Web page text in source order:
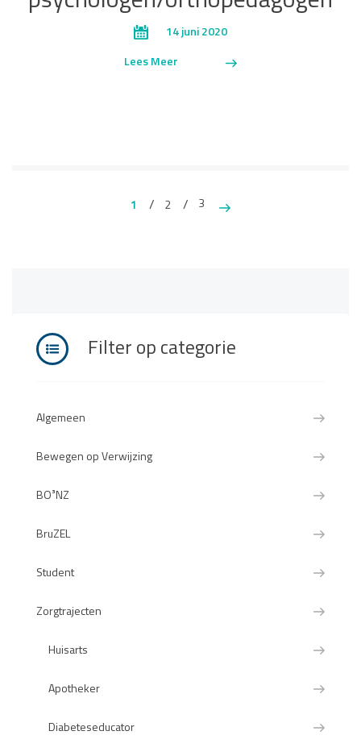
14 juni 2020
Lees Meer
1 2 3
Filter op categorie
Algemeen
Bewegen op Verwijzing
BO³NZ
BruZEL
Student
Zorgtrajecten
Huisarts
Apotheker
Diabeteseducator